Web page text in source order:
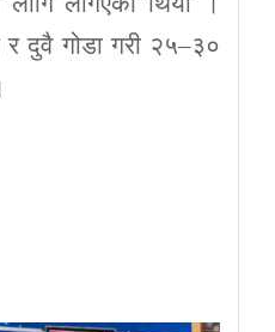
र दुवै गोडा गरी २५–३०